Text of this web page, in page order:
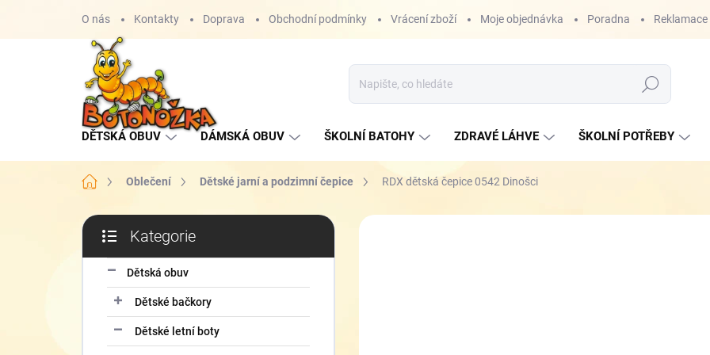
O nás Kontakty Doprava Obchodní podmínky Vrácení zboží Moje objednávka Poradna Reklamace
Hledat
DĚTSKÁ OBUV DÁMSKÁ OBUV ŠKOLNÍ BATOHY ZDRAVÉ LÁHVE ŠKOLNÍ POTŘEBY
Domů Oblečení Dětské jarní a podzimní čepice RDX dětská čepice 0542 Dinošci
P
s
kategorie
Kategorie
Dětská obuv
Dětské bačkory
Dětské letní boty
ZNAČKA: